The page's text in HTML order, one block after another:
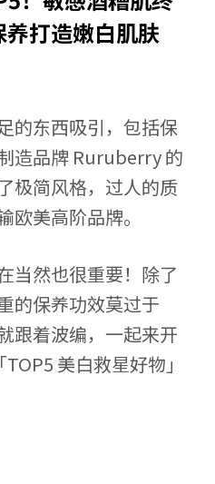
打造嫩白肌肤
的东西吸引，包括保
造品牌 Ruruberry 的
极简风格，过人的质
欧美高阶品牌。
当然也很重要！除了
的保养功效莫过于
跟着波编，一起来开
美白救星好物」